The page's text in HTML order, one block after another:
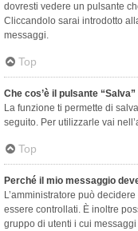
dovresti vedere un pulsante
Cliccandolo sarai introdotto
messaggi.
Top
Che cos’è il pulsante
La funzione ti permette di
seguito. Per utilizzarle vai
Top
Perché il mio messaggio
L’amministratore può
essere controllati. È inoltre
gruppo di utenti i cui